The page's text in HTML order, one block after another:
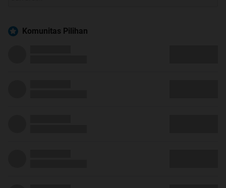
Komunitas Pilihan